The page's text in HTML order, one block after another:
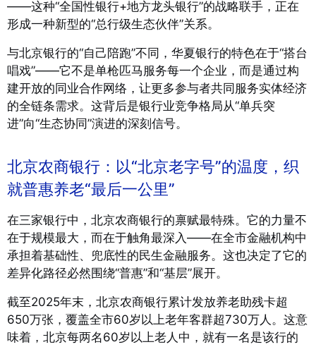
——这种“全国性银行+地方龙头银行”的战略联手，正在
形成一种新型的“总行级生态伙伴”关系。
与北京银行的“自己陪跑”不同，华夏银行的特色在于“搭台
唱戏”——它不是单枪匹马服务每一个企业，而是通过构
建开放的同业合作网络，让更多参与者共同服务实体经济
的全链条需求。这背后是银行业竞争格局从“单兵突
进”向“生态协同”演进的深刻信号。
北京农商银行：以“北京老字号”的温度，织
就普惠养老“最后一公里”
在三家银行中，北京农商银行的禀赋最特殊。它的力量不
在于规模最大，而在于触角最深入——在全市金融机构中
承担着基础性、兜底性的民生金融服务。这也决定了它的
差异化路径必然围绕“普惠”和“基层”展开。
截至2025年末，北京农商银行累计发放养老助残卡超
650万张，覆盖全市60岁以上老年客群超730万人 。这意
味着，北京每两名60岁以上老人中，就有一名是该行的